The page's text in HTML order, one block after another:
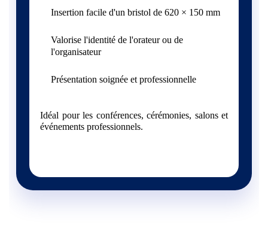
Insertion facile d'un bristol de 620 × 150 mm
Valorise l'identité de l'orateur ou de
l'organisateur
Présentation soignée et professionnelle
Idéal pour les conférences, cérémonies, salons et
événements professionnels.